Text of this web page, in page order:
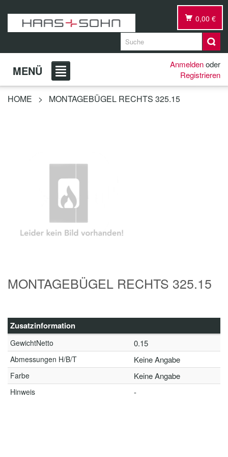
0,00 €
MENÜ Anmeldenoder
Registrieren
HOME > MONTAGEBÜGEL RECHTS 325.15
MONTAGEBÜGEL RECHTS 325.15
Zusatzinformation
GewichtNetto 0.15
Abmessungen H/B/T Keine Angabe
Farbe Keine Angabe
Hinweis -